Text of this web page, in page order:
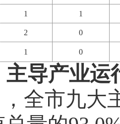
1 1
2 0
1 0
主导产业运
，全市九大